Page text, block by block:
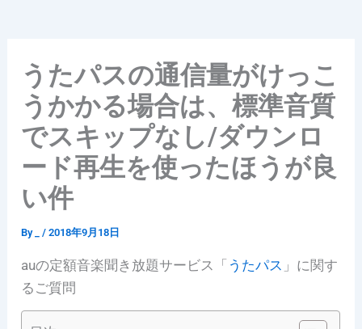
うたパスの通信量がけっこ
うかかる場合は、標準音質
でスキップなし/ダウンロ
ード再生を使ったほうが良
い件
By _/2018年9月18日
auの定額音楽聞き放題サービス「 うたパス 」に関す
るご質問